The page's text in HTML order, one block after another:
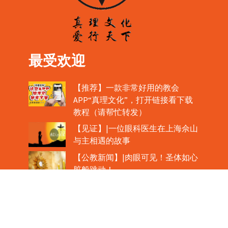
最受欢迎
【推荐】一款非常好用的教会
APP“真理文化”，打开链接看下载
教程（请帮忙转发）
【见证】|一位眼科医生在上海佘山
与主相遇的故事
【公教新闻】|肉眼可见！圣体如心
脏般跳动！